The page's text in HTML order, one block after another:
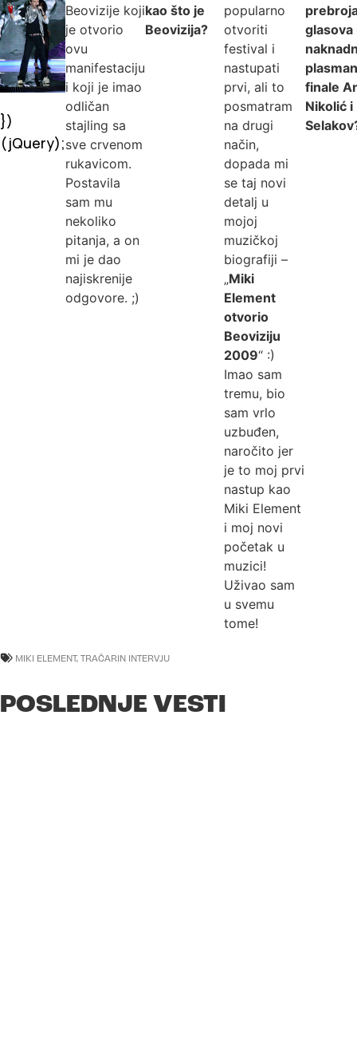
})
(jQuery);
Beovizije koji
je otvorio
ovu
manifestaciju
i koji je imao
odličan
stajling sa
sve crvenom
rukavicom.
Postavila
sam mu
nekoliko
pitanja, a on
mi je dao
najiskrenije
odgovore. ;)
kao što je
Beovizija?
popularno
otvoriti
festival i
nastupati
prvi, ali to
posmatram
na drugi
način,
dopada mi
se taj novi
detalj u
mojoj
muzičkoj
biografiji –
„Miki
Element
otvorio
Beoviziju
2009“ :)
Imao sam
tremu, bio
sam vrlo
uzbuđen,
naročito jer
je to moj prvi
nastup kao
Miki Element
i moj novi
početak u
muzici!
Uživao sam
u svemu
tome!
glasova
finale
Nikolić i
MIKI ELEMENT, TRAČARIN INTERVJU
POSLEDNJE VESTI